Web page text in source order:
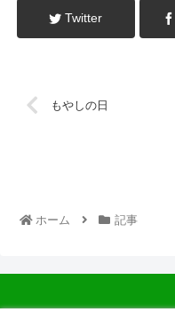
Twitter
もやしの日
ホーム 記事